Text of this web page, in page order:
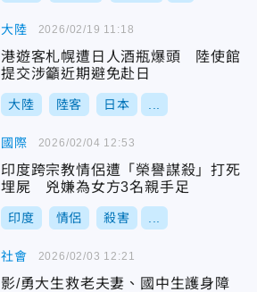
大陸
港遊客札幌遭日人酒瓶爆頭 陸使館
提交涉籲近期避免赴日
大陸 陸客 日本
2026/02/19 11:18
國際
印度跨宗教情侶遭「榮譽謀殺」打死
埋屍 兇嫌為女方3名親手足
印度 情侶 殺害
2026/02/04 12:53
社會
影/勇大生救老夫妻、國中生護身障
2026/02/03 12:21